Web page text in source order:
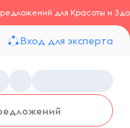
для Красоты и
Вход для эксперта